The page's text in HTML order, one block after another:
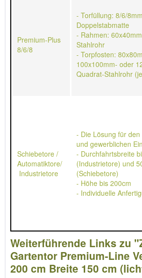
Premium-Plus
8/6/8
- Torfüllung: 8/6/
Doppelstabmatte
- Rahmen:
Stahlrohr
- Torpfosten:
100x100mm- oder
Quadrat-Stahlrohr
Schiebetore /
Automatiktore/
Industrietore
- Die Lösung für den
und gewerblichen
- Durchfahrtsbreite
(Industrietore) und
(Schiebetore)
- Höhe bis 200cm
- Individuelle
Weiterführende Links zu
Gartentor Premium-Line
200 cm Breite 150 cm